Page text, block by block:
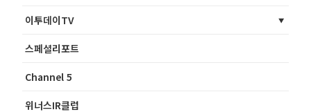
이투데이TV
스페셜리포트
Channel 5
위너스IR클럽